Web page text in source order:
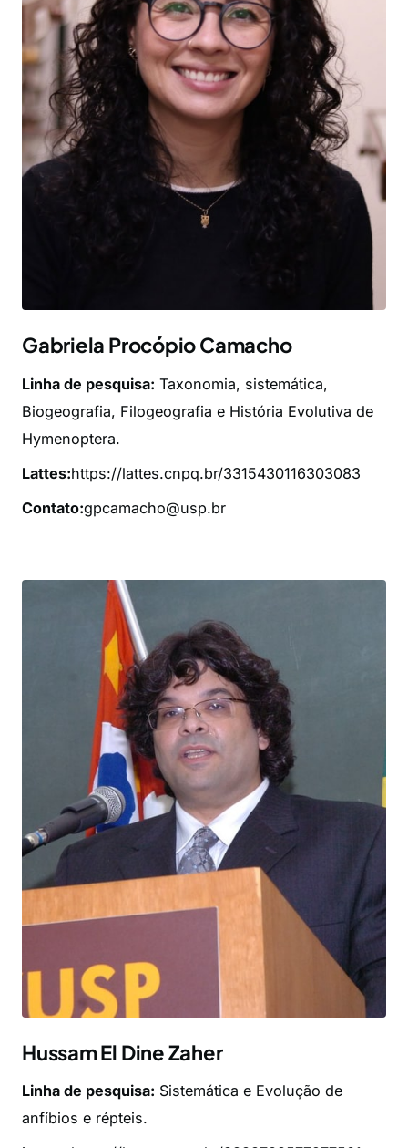
Gabriela Procópio Camacho
Linha de pesquisa: Taxonomia, sistemática,
Biogeografia, Filogeografia e História Evolutiva de
Hymenoptera.
Lattes:https://lattes.cnpq.br/3315430116303083
Contato:gpcamacho@usp.br
Hussam El Dine Zaher
Linha de pesquisa: Sistemática e Evolução de
anfíbios e répteis.